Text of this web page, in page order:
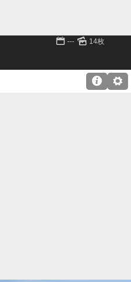
📅 --- 🌄 14枚
⚙
